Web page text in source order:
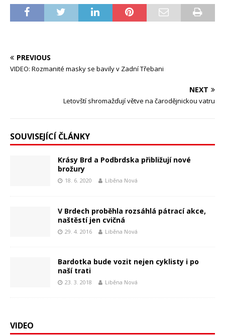
PREVIOUS
VIDEO: Rozmanité masky se bavily v Zadní Třebani
NEXT
Letovští shromažďují větve na čarodějnickou vatru
SOUVISEJÍCÍ ČLÁNKY
Krásy Brd a Podbrdska přibližují nové
brožury
18. 6. 2020 Liběna Nová
V Brdech proběhla rozsáhlá pátrací akce,
naštěstí jen cvičná
29. 4. 2016 Liběna Nová
Bardotka bude vozit nejen cyklisty i po
naší trati
23. 3. 2018 Liběna Nová
VIDEO